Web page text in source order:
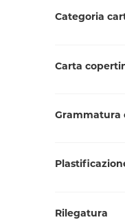
Categoria
Carta
Grammatura
Rilegatura